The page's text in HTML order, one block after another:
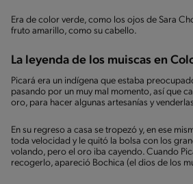
Era de color verde, como los ojos de Sara
fruto amarillo, como su cabello.
La leyenda de los muiscas en
Picará era un indígena que estaba
pasando por un muy mal momento, así que
oro, para hacer algunas artesanías y
En su regreso a casa se tropezó y, en ese
toda velocidad y le quitó la bolsa con los
volando, pero el oro iba cayendo. Cuando
recogerlo, apareció Bochica (el dios de los